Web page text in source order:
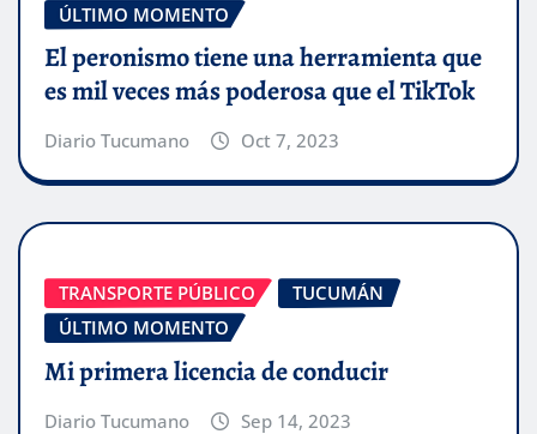
ÚLTIMO MOMENTO
El peronismo tiene una herramienta que
es mil veces más poderosa que el TikTok
Diario Tucumano Oct 7, 2023
TRANSPORTE PÚBLICO
TUCUMÁN
ÚLTIMO MOMENTO
Mi primera licencia de conducir
Diario Tucumano Sep 14, 2023